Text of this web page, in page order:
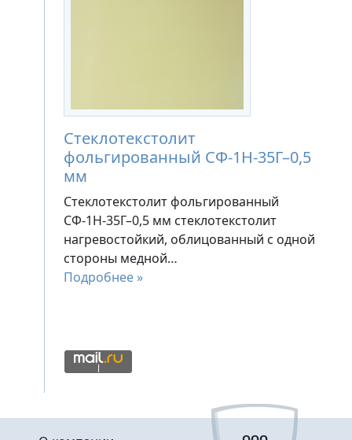
Стеклотекстолит
фольгированный СФ-1Н-35Г–0,5
мм
Стеклотекстолит фольгированный
СФ-1Н-35Г–0,5 мм стеклотекстолит
нагревостойкий, облицованный с одной
стороны медной…
Подробнее »